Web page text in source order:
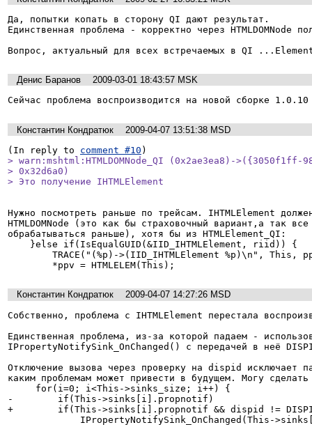
Да, попытки копать в сторону QI дают результат.
Единственная проблема - корректно через HTMLDOMNode
Вопрос, актуальный для всех встречаемых в QI
Денис Баранов
2009-03-01 18:43:57 MSK
Сейчас проблема воспроизводится на новой сборке
Константин Кондратюк
2009-04-07 13:51:38 MSD
(In reply to comment #10
> warn:mshtml:HTMLDOMNode_QI (0x2ae3ea8)->({3050f1ff-
> 0x32d6a0)
> Это получение IHTMLElement
Нужно посмотреть раньше по трейсам. IHTMLElement
HTMLDOMNode (это как бы страховочный вариант,а так
обрабатываться раньше), хотя бы из HTMLElement_QI:
Константин Кондратюк
2009-04-07 14:27:26 MSD
Собственно, проблема с IHTMLElement перестала
Единственная проблема, из-за которой падаем -
IPropertyNotifySink_OnChanged() с передачей в неё
Отключение вызова через проверку на dispid исключает
каким проблемам может привести в будущем. Могу
-        if(This->sinks[i].propnotif)
+        if(This->sinks[i].propnotif && dispid !=